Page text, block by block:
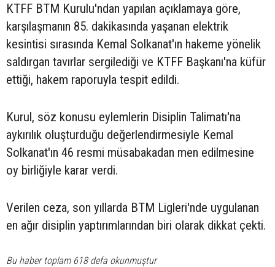
KTFF BTM Kurulu'ndan yapılan açıklamaya göre,
karşılaşmanın 85. dakikasında yaşanan elektrik
kesintisi sırasında Kemal Solkanat'ın hakeme yönelik
saldırgan tavırlar sergilediği ve KTFF Başkanı'na küfür
ettiği, hakem raporuyla tespit edildi.
Kurul, söz konusu eylemlerin Disiplin Talimatı'na
aykırılık oluşturduğu değerlendirmesiyle Kemal
Solkanat'ın 46 resmi müsabakadan men edilmesine
oy birliğiyle karar verdi.
Verilen ceza, son yıllarda BTM Ligleri'nde uygulanan
en ağır disiplin yaptırımlarından biri olarak dikkat çekti.
Bu haber toplam 618 defa okunmuştur